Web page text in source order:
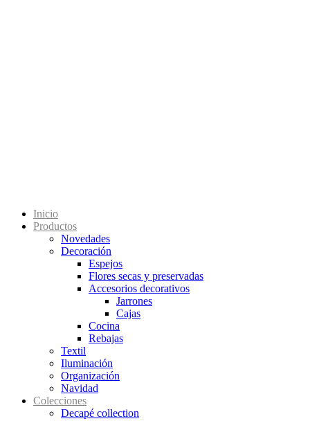
Inicio
Productos
Novedades
Decoración
Espejos
Flores secas y preservadas
Accesorios decorativos
Jarrones
Cajas
Cocina
Rebajas
Textil
Iluminación
Organización
Navidad
Colecciones
Decapé collection